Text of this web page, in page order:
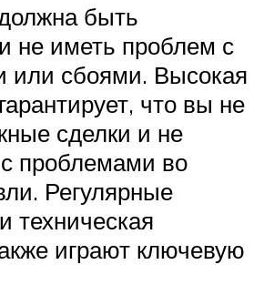
быть
не иметь проблем с
или сбоями. Высокая
что вы не
сделки и не
с проблемами во
Регулярные
техническая
играют ключевую